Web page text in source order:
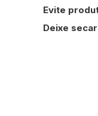
Evite
Deixe